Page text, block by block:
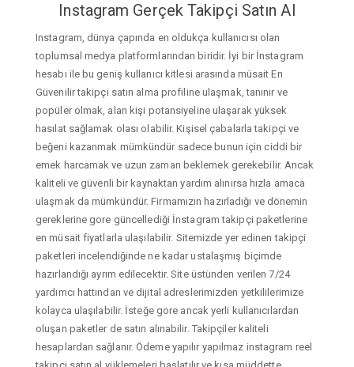
Instagram Gerçek Takipçi Satın Al
Instagram, dünya çapında en oldukça kullanıcısı olan
toplumsal medya platformlarından biridir. İyi bir İnstagram
hesabı ile bu geniş kullanıcı kitlesi arasında müsait En
Güvenilir takipçi satın alma profiline ulaşmak, tanınır ve
popüler olmak, alan kişi potansiyeline ulaşarak yüksek
hasılat sağlamak olası olabilir. Kişisel çabalarla takipçi ve
beğeni kazanmak mümkündür sadece bunun için ciddi bir
emek harcamak ve uzun zaman beklemek gerekebilir. Ancak
kaliteli ve güvenli bir kaynaktan yardım alınırsa hızla amaca
ulaşmak da mümkündür. Firmamızın hazırladığı ve dönemin
gereklerine gore güncellediği İnstagram takipçi paketlerine
en müsait fiyatlarla ulaşılabilir. Sitemizde yer edinen takipçi
paketleri incelendiğinde ne kadar ustalaşmış biçimde
hazırlandığı ayrım edilecektir. Site üstünden verilen 7/24
yardımcı hattından ve dijital adreslerimizden yetkililerimize
kolayca ulaşılabilir. İsteğe gore ancak yerli kullanıcılardan
oluşan paketler de satın alınabilir. Takipçiler kaliteli
hesaplardan sağlanır. Ödeme yapılır yapılmaz instagram reel